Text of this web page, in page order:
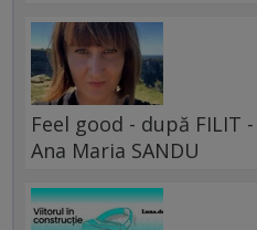
Feel good - după FILIT -
Ana Maria SANDU